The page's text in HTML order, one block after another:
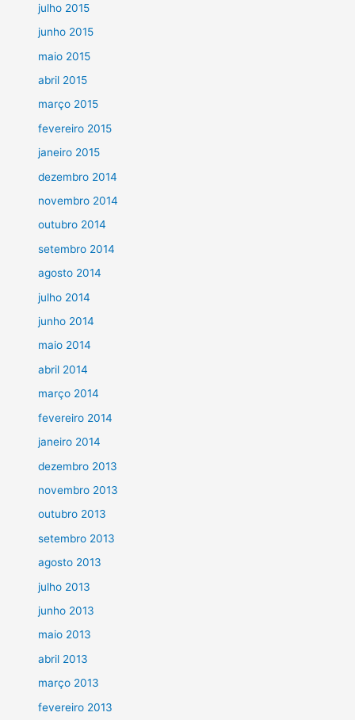
julho 2015
junho 2015
maio 2015
abril 2015
março 2015
fevereiro 2015
janeiro 2015
dezembro 2014
novembro 2014
outubro 2014
setembro 2014
agosto 2014
julho 2014
junho 2014
maio 2014
abril 2014
março 2014
fevereiro 2014
janeiro 2014
dezembro 2013
novembro 2013
outubro 2013
setembro 2013
agosto 2013
julho 2013
junho 2013
maio 2013
abril 2013
março 2013
fevereiro 2013